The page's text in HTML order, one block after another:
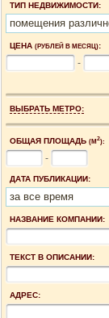
ТИП НЕДВИЖИМОСТИ:
ЦЕНА (РУБЛЕЙ В МЕСЯЦ):
-
ВЫБРАТЬ МЕТРО:
ОБЩАЯ ПЛОЩАДЬ (М2):
-
ДАТА ПУБЛИКАЦИИ:
за все время
НАЗВАНИЕ КОМПАНИИ:
ТЕКСТ В ОПИСАНИИ:
АДРЕС: